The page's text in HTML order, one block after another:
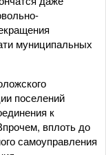
муниципальных
поселений
к
вплоть до
самоуправления